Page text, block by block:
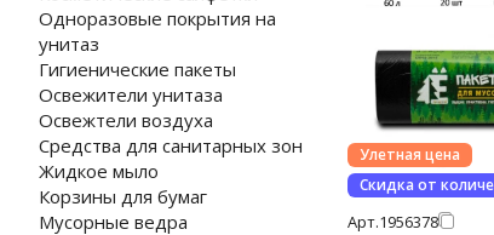
Одноразовые покрытия на
унитаз
Гигиенические пакеты
Освежители унитаза
Освежтели воздуха
Средства для санитарных зон
Жидкое мыло
Корзины для бумаг
Мусорные ведра
Улетная цена
Скидка от
Арт.1956378